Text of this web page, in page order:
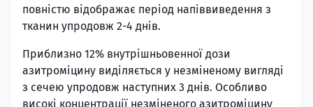
повністю відображає період напіввиведення з
тканин упродовж 2-4 днів.
Приблизно 12% внутрішньовенної дози
азитроміцину виділяється у незміненому вигляді
з сечею упродовж наступних 3 днів. Особливо
високі концентрації незміненого азитроміцину